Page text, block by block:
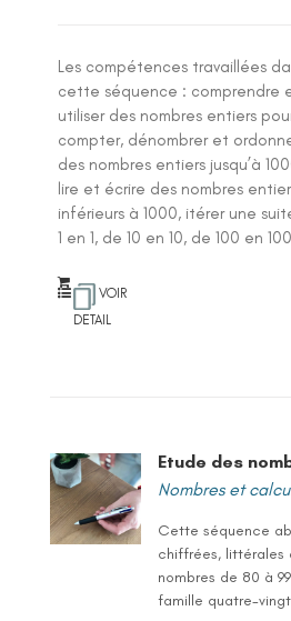
Les compétences travaillées
cette séquence : comprendre
utiliser des nombres entiers
compter, dénombrer et
des nombres entiers jusqu’à
lire et écrire des nombres
inférieurs à 1000, itérer une
1 en 1, de 10 en 10, de 100 en
VOIR
DETAIL
Etude des
Nombres et
Cette séquence
chiffrées, littérales
nombres de 80 à
famille quatre-